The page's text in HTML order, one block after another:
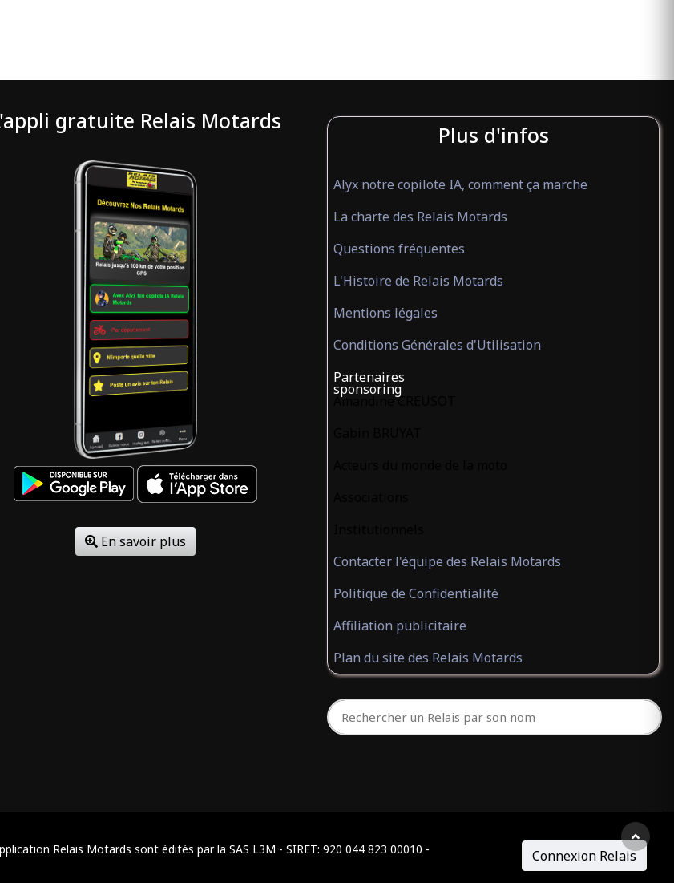
gratuite Relais Motards
En savoir plus
Plus d'infos
Alyx notre copilote IA, comment ça marche
La charte des Relais Motards
Questions fréquentes
L'Histoire de Relais Motards
Mentions légales
Conditions Générales d'Utilisation
Partenaires
sponsoring
Amandine CREUSOT
Contacter l'équipe des Relais Motards
Politique de Confidentialité
Affiliation publicitaire
Plan du site des Relais Motards
Relais Motards sont édités par la SAS L3M - SIRET: 920 044 823 00010 - Connexion Relais